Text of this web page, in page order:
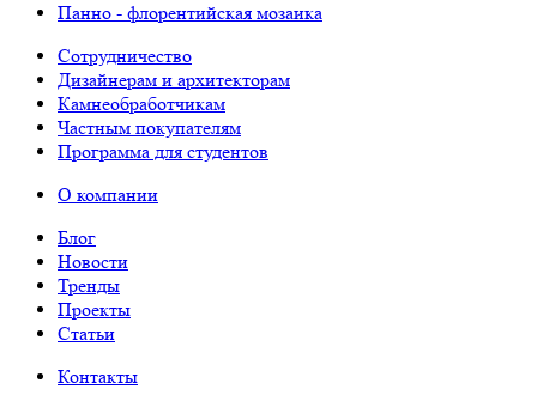
Панно - флорентийская мозаика
Сотрудничество
Дизайнерам и архитекторам
Камнеобработчикам
Частным покупателям
Программа для студентов
О компании
Блог
Новости
Тренды
Проекты
Статьи
Контакты